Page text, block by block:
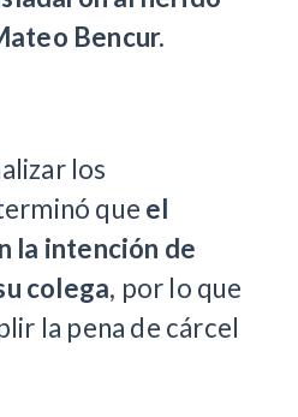
Bencur.
los
que el
la intención de
colega, por lo que
la pena de cárcel